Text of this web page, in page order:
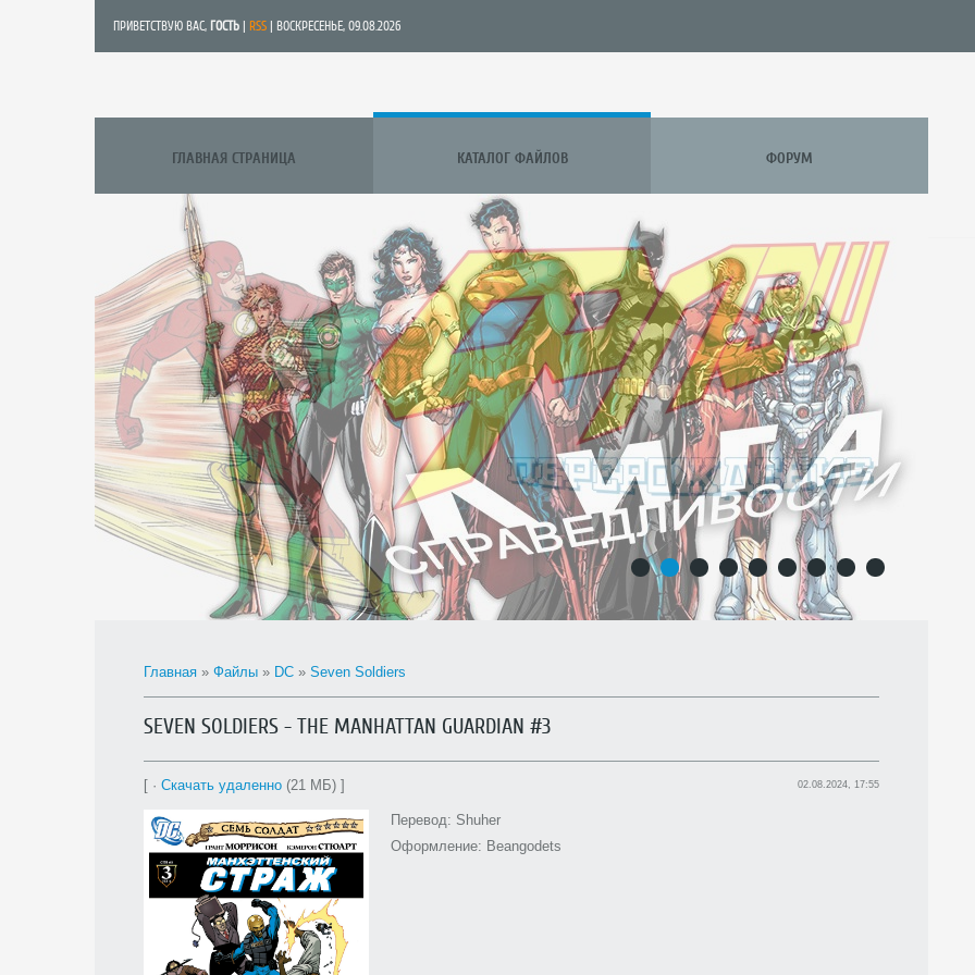
ПРИВЕТСТВУЮ ВАС, ГОСТЬ RSS | ВОСКРЕСЕНЬЕ, 09.08.2026
ГЛАВНАЯ СТРАНИЦА КАТАЛОГ ФАЙЛОВ ФОРУМ
1
2 4 6 7
Главная » Файлы » DC » Seven Soldiers
SEVEN SOLDIERS - THE MANHATTAN GUARDIAN #3
[ · Скачать удаленно (21 МБ) ] 02.08.2024, 17:55
Перевод: Shuher
Оформление: Beangodets